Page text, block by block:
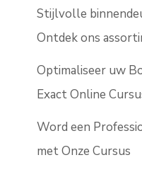
Stijlvolle
Ontdek ons
Optimaliseer uw
Exact Online
Word een
met Onze Cursus